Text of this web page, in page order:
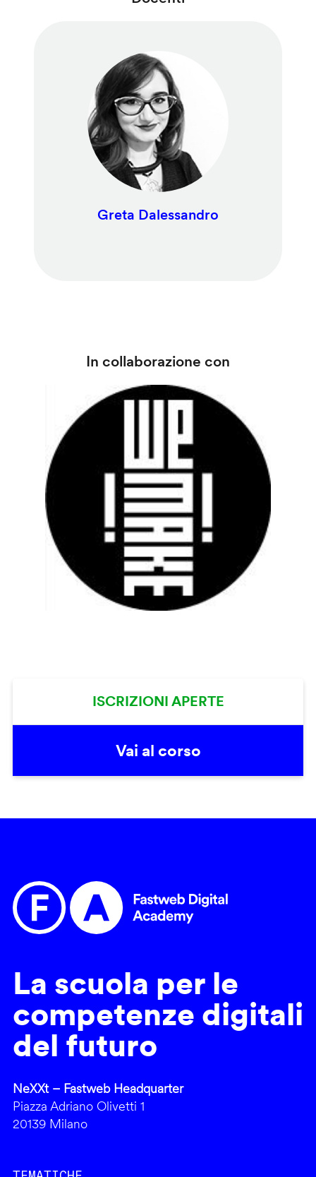
Greta Dalessandro
In collaborazione con
ISCRIZIONI APERTE
Vai al corso
La scuola per le
competenze digitali
del futuro
NeXXt – Fastweb Headquarter
Piazza Adriano Olivetti 1
20139 Milano